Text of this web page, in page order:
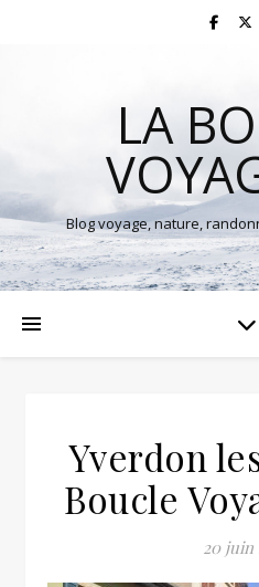
LA
Blog voyage, nature,
Yverdon
Boucle
20 juin